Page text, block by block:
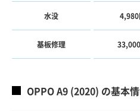
水没 4,980
基板修理
OPPO A9 (2020) の基本